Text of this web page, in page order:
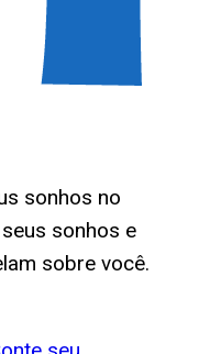
sonhos no
sonhos e
sobre você.